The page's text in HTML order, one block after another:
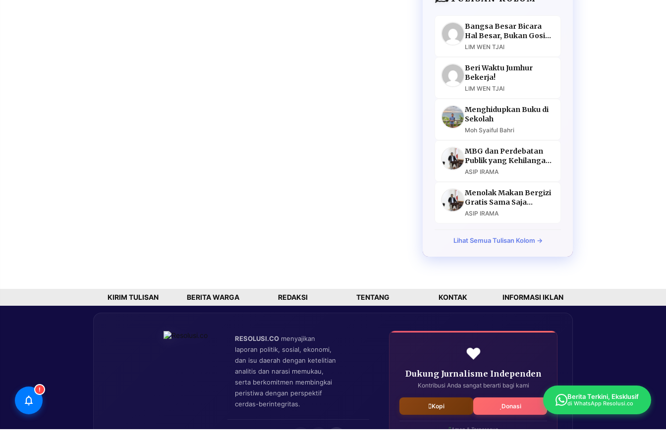
Bangsa Besar Bicara
Hal Besar, Bukan Gosip
Murahan
LIM WEN TJAI
Beri Waktu Jumhur
Bekerja!
LIM WEN TJAI
Menghidupkan Buku di
Sekolah
Moh Syaiful Bahri
MBG dan Perdebatan
Publik yang Kehilangan
Argumen
ASIP IRAMA
Menolak Makan Bergizi
Gratis Sama Saja
Menolak Masa Depan
ASIP IRAMA
Lihat Semua Tulisan Kolom →
KIRIM TULISAN BERITA WARGA REDAKSI TENTANG KONTAK INFORMASI IKLAN
RESOLUSI.CO menyajikan
laporan politik, sosial, ekonomi,
dan isu daerah dengan ketelitian
analitis dan narasi memukau,
serta berkomitmen membingkai
peristiwa dengan perspektif
cerdas-berintegritas.
❤️
Dukung Jurnalisme Independen
Kontribusi Anda sangat berarti bagi kami
Kopi Donasi
Aman & Terpercaya
!
Berita Terkini, Eksklusif
di WhatsApp Resolusi.co